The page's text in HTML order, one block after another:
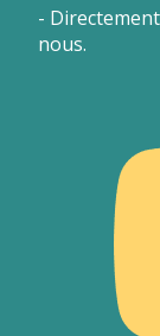
-
nous.